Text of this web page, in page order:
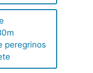
peregrinos